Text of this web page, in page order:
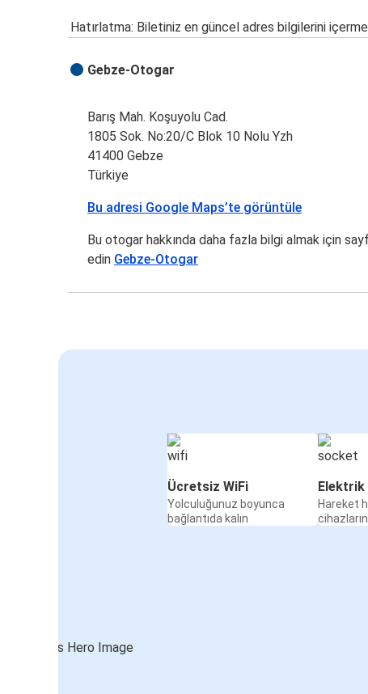
Hatırlatma: Biletiniz en güncel adres bilgilerini
Gebze-Otogar
Barış Mah. Koşuyolu Cad.
1805 Sok. No:20/C Blok 10 Nolu Yzh
41400 Gebze
Türkiye
Bu adresi Google Maps’te görüntüle
Bu otogar hakkında daha fazla bilgi almak için
edin Gebze-Otogar
Ücretsiz WiFi
Yolculuğunuz boyunca
bağlantıda kalın
Hareket